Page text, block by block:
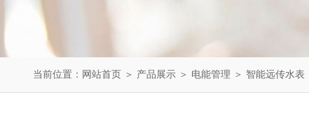
当前位置： 网站首页 ＞ 产品展示 ＞ 电能管理 ＞ 智能远传水表